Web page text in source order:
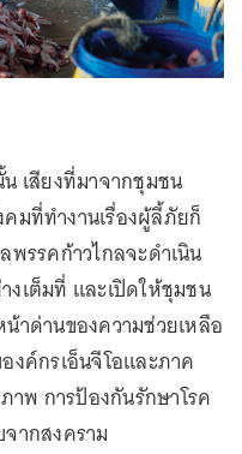
เสียงที่มาจากชุมชน
มที่ทำงานเรื่องผู้ลี้ภัยก็
พรรคก้าวไกลจะดำเนิน
เต็มที่ และเปิดให้ชุมชน
าด่านของความช่วยเหลือ
งค์กรเอ็นจีโอและภาค
าพ การป้องกันรักษาโรค
ากสงคราม